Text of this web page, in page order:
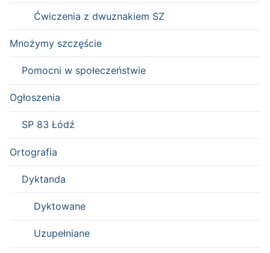
Ćwiczenia z dwuznakiem SZ
Mnożymy szczęście
Pomocni w społeczeństwie
Ogłoszenia
SP 83 Łódź
Ortografia
Dyktanda
Dyktowane
Uzupełniane